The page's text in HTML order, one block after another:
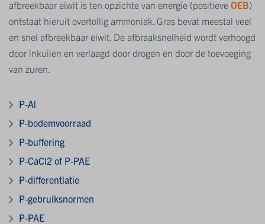
afbreekbaar eiwit is ten opzichte van energie (positieve OEB)
ontstaat hieruit overtollig ammoniak. Gras bevat meestal veel
en snel afbreekbaar eiwit. De afbraaksnelheid wordt verhoogd
door inkuilen en verlaagd door drogen en door de toevoeging
van zuren.
P-Al
P-bodemvoorraad
P-buffering
P-CaCl2 of P-PAE
P-differentiatie
P-gebruiksnormen
P-PAE